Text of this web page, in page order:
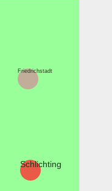
Schlichting
Friedrichstadt